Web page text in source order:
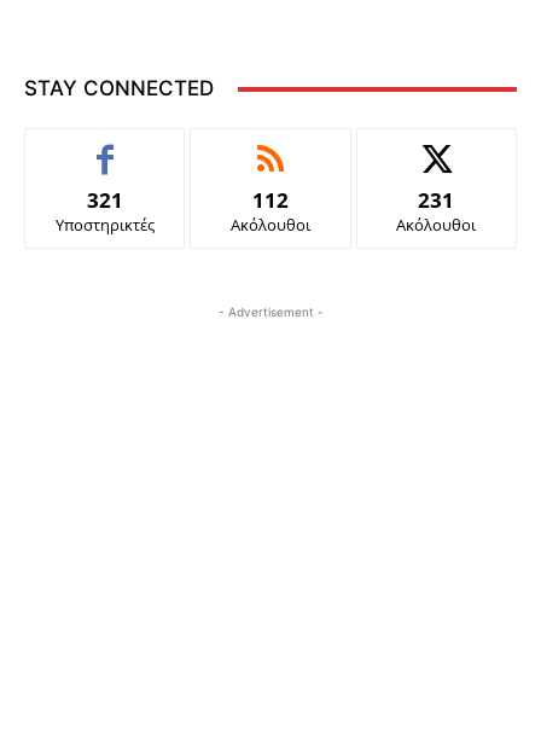
STAY CONNECTED
321
Υποστηρικτές
112
Ακόλουθοι
231
Ακόλουθοι
- Advertisement -